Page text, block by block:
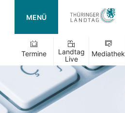
MENÜ
Termine
Landtag
Live
Mediathek